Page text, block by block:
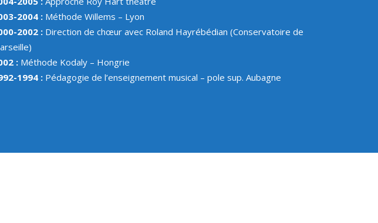
2004 : Méthode Willems – Lyon
2002 : Direction de chœur avec Roland Hayrébédian (Conservatoire de
: Méthode Kodaly – Hongrie
1994 : Pédagogie de l’enseignement musical – pole sup. Aubagne